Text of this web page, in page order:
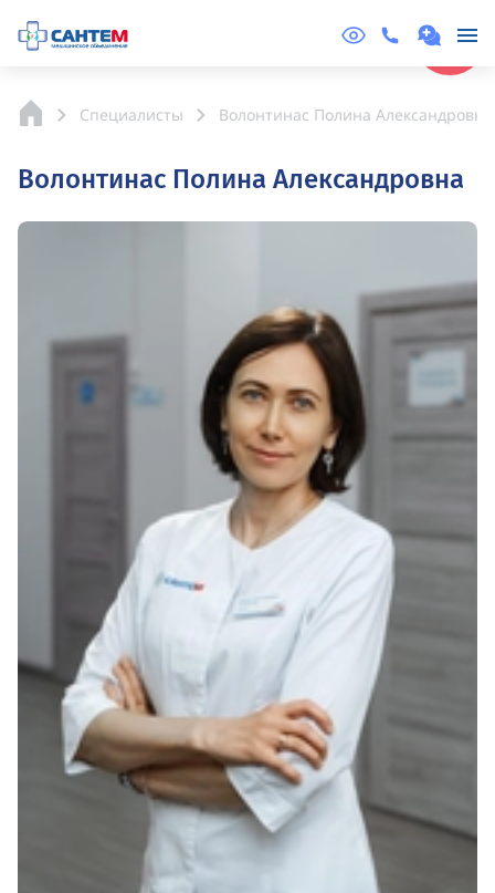
Специалисты Волонтинас Полина Александровна
Волонтинас Полина Александровна
Online
Запись